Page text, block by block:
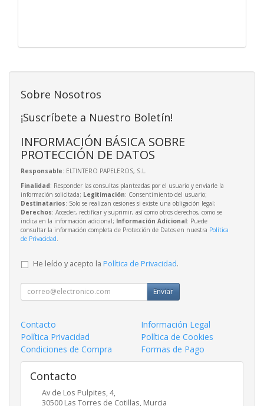
Sobre Nosotros
¡Suscríbete a Nuestro Boletín!
INFORMACIÓN BÁSICA SOBRE
PROTECCIÓN DE DATOS
Responsable: ELTINTERO PAPELEROS, S.L.
Finalidad: Responder las consultas planteadas por el usuario y enviarle la
información solicitada; Legitimación: Consentimiento del usuario;
Destinatarios: Solo se realizan cesiones si existe una obligación legal;
Derechos: Acceder, rectificar y suprimir, así como otros derechos, como se
indica en la información adicional; Información Adicional: Puede
consultar la información completa de Protección de Datos en nuestra Política
de Privacidad
He leído y acepto la Política de Privacidad.
Enviar
Contacto
Información Legal
Política Privacidad
Política de Cookies
Condiciones de Compra
Formas de Pago
Contacto
Av de Los Pulpites, 4,
30500 Las Torres de Cotillas, Murcia